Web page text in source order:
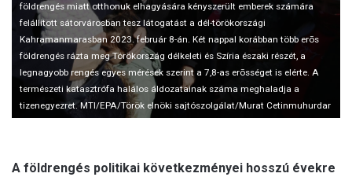
földrengés miatt otthonuk elhagyására kényszerült emberek számára
felállított sátorvárosban tesz látogatást a dél-törökországi
Kahramanmarasban 2023. február 8-án. Két nappal korábban több erõs
földrengés rázta meg Törökország délkeleti és Szíria északi részét, a
legnagyobb rengés egyes mérések szerint a 7,8-as erõsséget is elérte. A
természeti katasztrófa halálos áldozatainak száma meghaladja a
tizenegyezret. MTI/EPA/Török elnöki sajtószolgálat/Murat Cetinmuhurdar
A földrengés politikai következményei hosszú évekre